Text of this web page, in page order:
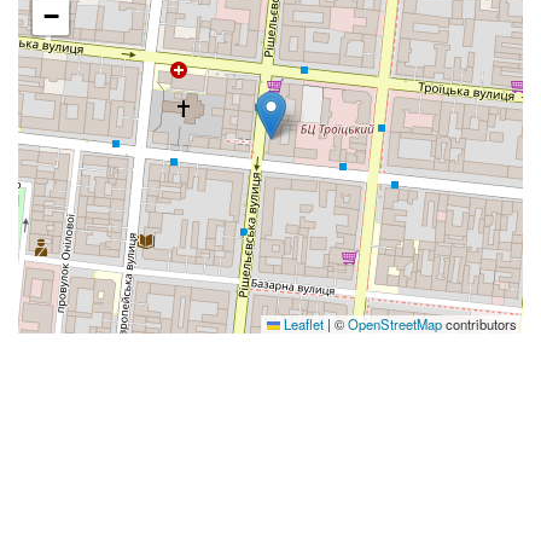
−
Leaflet | ©OpenStreetMapcontributors